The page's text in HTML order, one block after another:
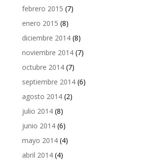
febrero 2015 (7)
enero 2015 (8)
diciembre 2014(8)
noviembre 2014(7)
octubre 2014(7)
septiembre 2014(6)
agosto 2014(2)
julio 2014(8)
junio 2014(6)
mayo 2014(4)
abril 2014(4)